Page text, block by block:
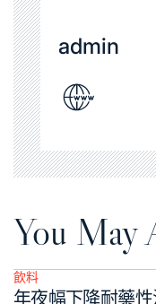
admin
You May
Posted
飲料
年夜幅下降耐藥